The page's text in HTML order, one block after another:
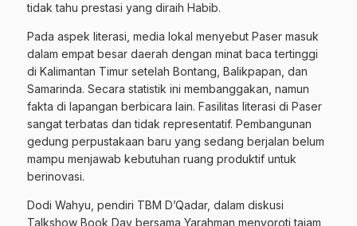
tidak tahu prestasi yang diraih Habib.
Pada aspek literasi, media lokal menyebut Paser masuk
dalam empat besar daerah dengan minat baca tertinggi
di Kalimantan Timur setelah Bontang, Balikpapan, dan
Samarinda. Secara statistik ini membanggakan, namun
fakta di lapangan berbicara lain. Fasilitas literasi di Paser
sangat terbatas dan tidak representatif. Pembangunan
gedung perpustakaan baru yang sedang berjalan belum
mampu menjawab kebutuhan ruang produktif untuk
berinovasi.
Dodi Wahyu, pendiri TBM D’Qadar, dalam diskusi
Talkshow Book Day bersama Yarahman menyoroti tajam